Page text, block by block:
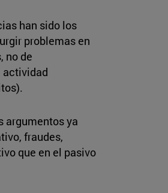
han sido los
problemas en
no de
actividad
argumentos ya
fraudes,
que en el pasivo